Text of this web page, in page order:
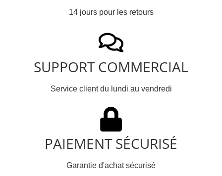
14 jours pour les retours
SUPPORT COMMERCIAL
Service client du lundi au vendredi
PAIEMENT SÉCURISÉ
Garantie d'achat sécurisé